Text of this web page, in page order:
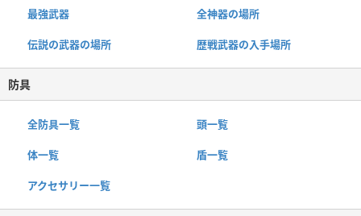
最強武器 全神器の場所
伝説の武器の場所 歴戦武器の入手場所
防具
全防具一覧 頭一覧
体一覧 盾一覧
アクセサリー一覧